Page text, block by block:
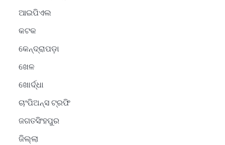
ଆଇପିଏଲ
କଟକ
କେନ୍ଦ୍ରାପଡ଼ା
ଖେଳ
ଖୋର୍ଦ୍ଧା
ଚାଂପିଅନ୍ସ ଟ୍ରଫି
ଜଗତସିଂହପୁର
ଜିଲ୍ଲା